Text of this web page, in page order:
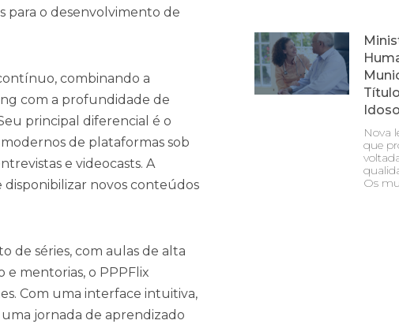
para o desenvolvimento de
combinando a
com a profundidade de
principal diferencial é o
de plataformas sob
e videocasts. A
disponibilizar novos conteúdos
de séries, com aulas de alta
mentorias, o PPPFlix
Com uma interface intuitiva,
jornada de aprendizado
Nova
que
Os